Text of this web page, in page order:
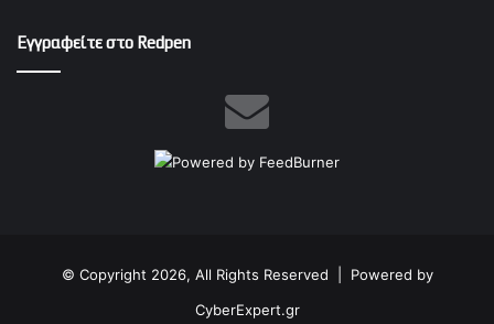
Εγγραφείτε στο Redpen
© Copyright 2026, All Rights Reserved | Powered by
CyberExpert.gr